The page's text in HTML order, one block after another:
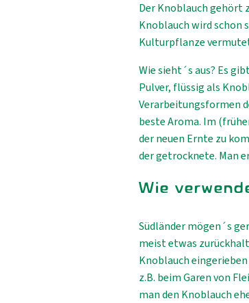
Der Knoblauch gehört
Knoblauch wird schon
Kulturpflanze
Wie sieht´s aus? Es
Pulver, flüssig als
Verarbeitungsformen
beste Aroma. Im
der neuen Ernte zu
der getrocknete. Man
Wie
Südländer mögen´s
meist etwas
Knoblauch
z.B. beim Garen von
man den Knoblauch